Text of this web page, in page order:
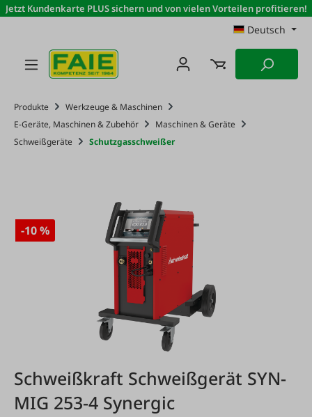
Zum Hauptinhalt springen
Jetzt Kundenkarte PLUS sichern und von vielen Vorteilen profitieren!
Deutsch
Produkte
Werkzeuge & Maschinen
E-Geräte, Maschinen & Zubehör
Maschinen & Geräte
Schweißgeräte
Schutzgasschweißer
-10 %
Schweißkraft Schweißgerät SYN-
MIG 253-4 Synergic